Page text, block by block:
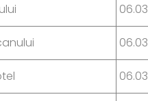
06.03
06.03
06.03